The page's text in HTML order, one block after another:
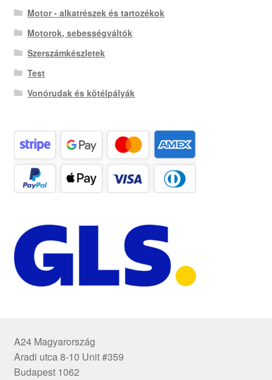
Motor - alkatrészek és tartozékok
Motorok, sebességváltók
Szerszámkészletek
Test
Vonórudak és kötélpályák
A24 Magyarország
Aradi utca 8-10 Unit #359
Budapest 1062